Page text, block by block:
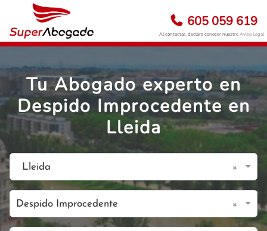
605 059 619
Al contactar, declara conocer nuestroAviso Legal
Tu Abogado experto en
Despido Improcedente en
Lleida
Lleida ×
Despido Improcedente ×